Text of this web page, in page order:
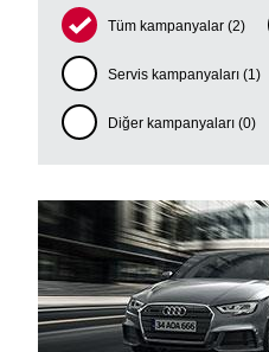
Tüm kampanyalar (2)
Servis kampanyaları (1)
Diğer kampanyaları (0)